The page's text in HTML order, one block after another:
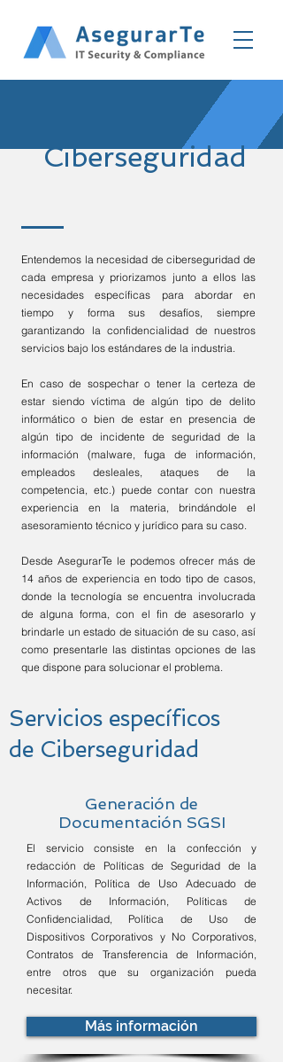
Ciberseguridad
Entendemos la necesidad de ciberseguridad de
cada empresa y priorizamos junto a ellos las
necesidades específicas para abordar en
tiempo y forma sus desafíos, siempre
garantizando la confidencialidad de nuestros
servicios bajo los estándares de la industria.
En caso de sospechar o tener la certeza de
estar siendo víctima de algún tipo de delito
informático o bien de estar en presencia de
algún tipo de incidente de seguridad de la
información (malware, fuga de información,
empleados desleales, ataques de la
competencia, etc.) puede contar con nuestra
experiencia en la materia, brindándole el
asesoramiento técnico y jurídico para su caso.
Desde AsegurarTe le podemos ofrecer más de
14 años de experiencia en todo tipo de casos,
donde la tecnología se encuentra involucrada
de alguna forma, con el fin de asesorarlo y
brindarle un estado de situación de su caso, así
como presentarle las distintas opciones de las
que dispone para solucionar el problema.
Servicios específicos
de Ciberseguridad
Generación de
Documentación SGSI
El servicio consiste en la confección y
redacción de Políticas de Seguridad de la
Información, Política de Uso Adecuado de
Activos de Información, Políticas de
Confidencialidad, Política de Uso de
Dispositivos Corporativos y No Corporativos,
Contratos de Transferencia de Información,
entre otros que su organización pueda
necesitar.
Más información